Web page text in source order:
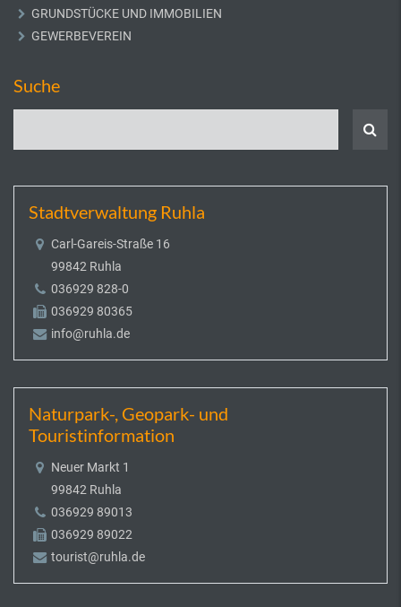
GRUNDSTÜCKE UND IMMOBILIEN
GEWERBEVEREIN
Suche
Stadtverwaltung Ruhla
Carl-Gareis-Straße 16
99842 Ruhla
036929 828-0
036929 80365
info@ruhla.de
Naturpark-, Geopark- und
Touristinformation
Neuer Markt 1
99842 Ruhla
036929 89013
036929 89022
tourist@ruhla.de